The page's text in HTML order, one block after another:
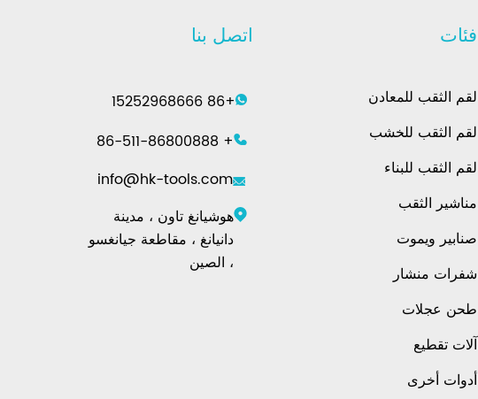
فئات
لقم الثقب للمعادن
لقم الثقب للخشب
لقم الثقب للبناء
مناشير الثقب
صنابير ويموت
شفرات منشار
طحن عجلات
آلات تقطيع
أدوات أخرى
اتصل بنا
+86 15252968666
+ 86-511-86800888
info@hk-tools.com
هوشيانغ تاون ، مدينة
دانيانغ ، مقاطعة جيانغسو
، الصين